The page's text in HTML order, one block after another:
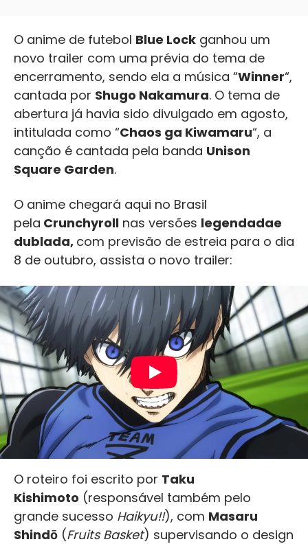
O anime de futebol Blue Lock ganhou um
novo trailer com uma prévia do tema de
encerramento, sendo ela a música “Winner“,
cantada por Shugo Nakamura. O tema de
abertura já havia sido divulgado em agosto,
intitulada como “Chaos ga Kiwamaru“, a
canção é cantada pela banda Unison
Square Garden.
O anime chegará aqui no Brasil
pela Crunchyroll nas versões legendadae
dublada, com previsão de estreia para o dia
8 de outubro, assista o novo trailer:
O roteiro foi escrito por Taku
Kishimoto (responsável também pelo
grande sucesso Haikyu!!), com Masaru
Shindō (Fruits Basket) supervisando o design